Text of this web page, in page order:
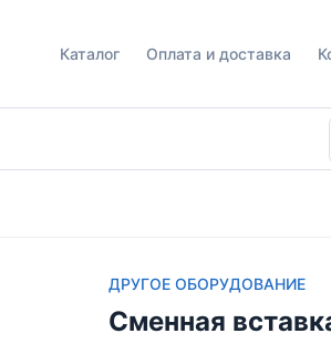
Каталог Оплата и доставка
ДРУГОЕ ОБОРУДОВАНИЕ
Сменная